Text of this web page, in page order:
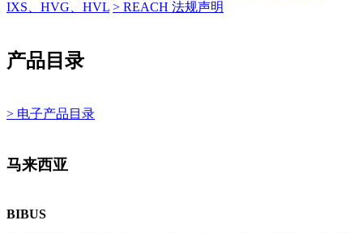
IXS、HVG、HVL > REACH 法规声明
产品目录
> 电子产品目录
马来西亚
BIBUS